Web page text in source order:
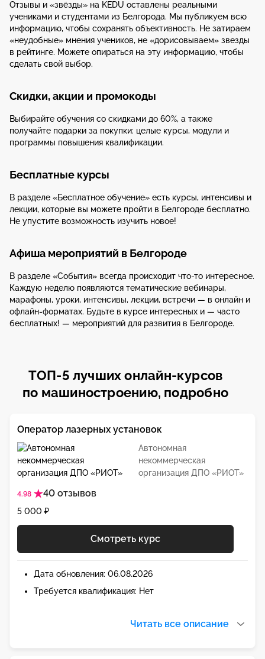
Отзывы и «звёзды» на KEDU оставлены реальными
учениками и студентами из Белгорода. Мы публикуем всю
информацию, чтобы сохранять объективность. Не затираем
«неудобные» мнения учеников, не «дорисовываем» звезды
в рейтинге. Можете опираться на эту информацию, чтобы
сделать свой выбор.
Скидки, акции и промокоды
Выбирайте обучения со скидками до 60%, а также
получайте подарки за покупки: целые курсы, модули и
программы повышения квалификации.
Бесплатные курсы
В разделе «Бесплатное обучение» есть курсы, интенсивы и
лекции, которые вы можете пройти в Белгороде бесплатно.
Не упустите возможность изучить новое!
Афиша мероприятий в Белгороде
В разделе «События» всегда происходит что-то интересное.
Каждую неделю появляются тематические вебинары,
марафоны, уроки, интенсивы, лекции, встречи — в онлайн и
офлайн-форматах. Будьте в курсе интересных и — часто
бесплатных! — мероприятий для развития в Белгороде.
ТОП-5 лучших онлайн-курсов
по машиностроению, подробно
Автономная
некоммерческая
организация ДПО «РИОТ»
4.98 40 отзывов
Оператор лазерных установок
5 000 ₽
Смотреть курс
Дата обновления: 06.08.2026
Требуется квалификация: Нет
Читать все описание